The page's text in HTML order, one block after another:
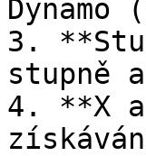
Dynamo
3.
stupně
4. **X